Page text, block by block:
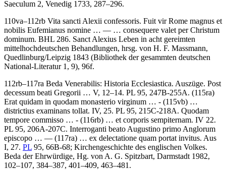
Saeculum 2, Venedig 1733, 287–296.
110va–112rb Vita sancti Alexii confessoris. Fuit vir Rome magnus et
nobilis Eufemianus nomine … — … consequere valet per Christum
dominum. BHL 286. Sanct Alexius Leben in acht gereimten
mittelhochdeutschen Behandlungen, hrsg. von H. F. Massmann,
Quedlinburg/Leipzig 1843 (Bibliothek der gesammten deutschen
National-Literatur 1, 9), 96f.
112rb–117ra Beda Venerabilis: Historia Ecclesiastica. Auszüge. Post
decessum beati Gregorii … V, 12–14. PL 95, 247B-255A. (115ra)
Erat quidam in quodam monasterio virginum … - (115vb) …
districtius examinans tollat. IV, 25. PL 95, 215C-218A. Quodam
tempore commisso … - (116rb) … et corporis sempiternam. IV 22.
PL 95, 206A-207C. Interroganti beato Augustino primo Anglorum
episcopo … — (117ra) … ex delectatione quam portat invitus. Aus
I, 27. PL 95, 66B-68; Kirchengeschichte des englischen Volkes.
Beda der Ehrwürdige, Hg. von A. G. Spitzbart, Darmstadt 1982,
102–107, 384–387, 401–409, 463–481.